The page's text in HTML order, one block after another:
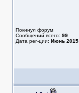
Покинул форум
Сообщений всего: 99
Дата рег-ции: Июнь 2015